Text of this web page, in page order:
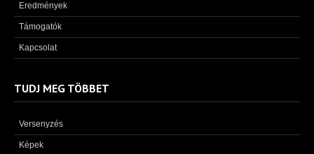
Eredmények
Támogatók
Kapcsolat
TUDJ MEG TÖBBET
Versenyzés
Képek